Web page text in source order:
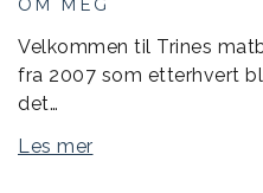
OM MEG
Velkommen til Trines
fra 2007 som etterhvert
det…
Les mer